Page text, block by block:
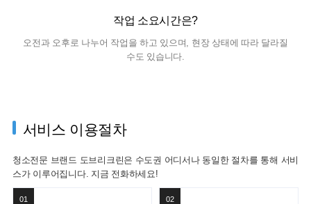
작업 소요시간은?
오전과 오후로 나누어 작업을 하고 있으며, 현장 상태에 따라 달라질
수도 있습니다.
서비스 이용절차
청소전문 브랜드 도브리크린은 수도권 어디서나 동일한 절차를 통해 서비
스가 이루어집니다. 지금 전화하세요!
01 02